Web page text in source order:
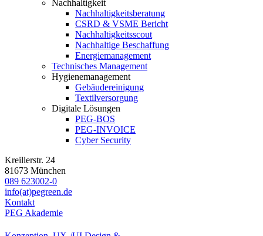
Nachhaltigkeit
Nachhaltigkeitsberatung
CSRD & VSME Bericht
Nachhaltigkeitsscout
Nachhaltige Beschaffung
Energiemanagement
Technisches Management
Hygienemanagement
Gebäudereinigung
Textilversorgung
Digitale Lösungen
PEG-BOS
PEG-INVOICE
Cyber Security
Kreillerstr. 24
81673 München
089 623002-0
info(at)pegreen.de
Kontakt
PEG Akademie